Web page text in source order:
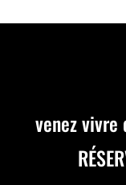
venez vivre